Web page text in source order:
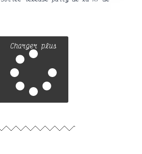
Charger plus